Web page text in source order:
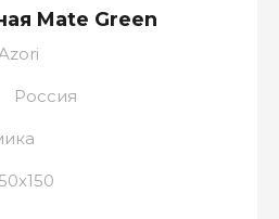
Mate Green
Россия